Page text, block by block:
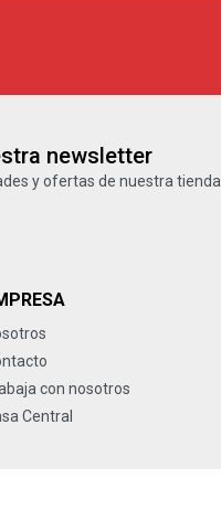
newsletter
y ofertas de nuestra tienda.
con nosotros
Central